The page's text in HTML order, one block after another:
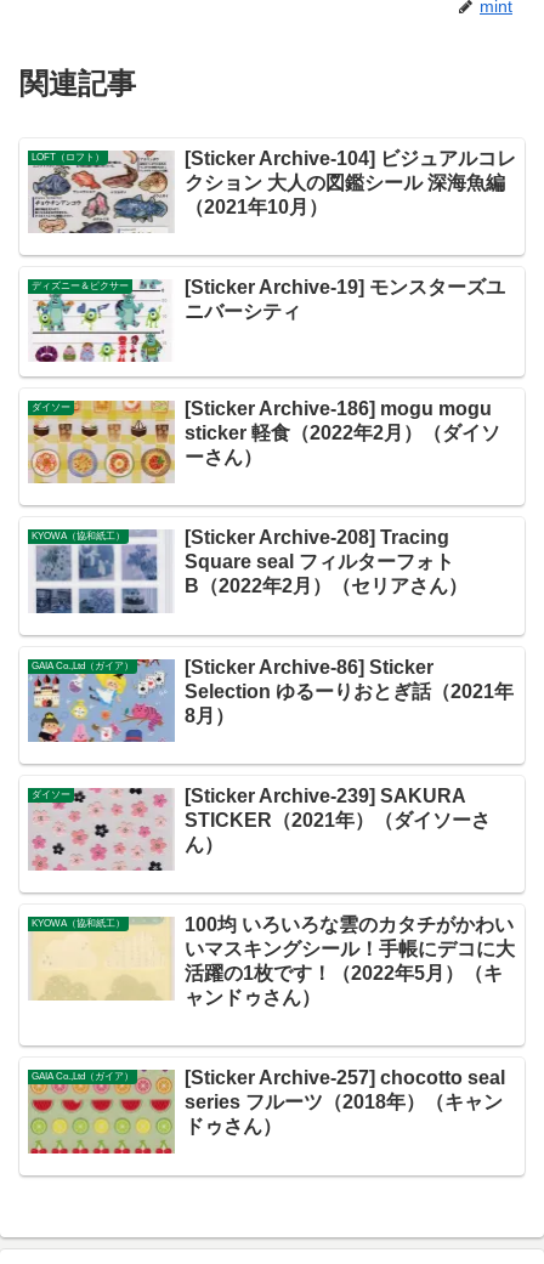
mint
関連記事
LOFT（ロフト）
[Sticker Archive-104] ビジュアルコレ
クション 大人の図鑑シール 深海魚編
（2021年10月）
ディズニー＆ピクサー
[Sticker Archive-19] モンスターズユ
ニバーシティ
ダイソー
[Sticker Archive-186] mogu mogu
sticker 軽食（2022年2月）（ダイソ
ーさん）
KYOWA（協和紙工）
[Sticker Archive-208] Tracing
Square seal フィルターフォト
B（2022年2月）（セリアさん）
GAIA Co.,Ltd（ガイア）
[Sticker Archive-86] Sticker
Selection ゆるーりおとぎ話（2021年
8月）
ダイソー
[Sticker Archive-239] SAKURA
STICKER（2021年）（ダイソーさ
ん）
KYOWA（協和紙工）
100均 いろいろな雲のカタチがかわい
いマスキングシール！手帳にデコに大
活躍の1枚です！（2022年5月）（キ
ャンドゥさん）
GAIA Co.,Ltd（ガイア）
[Sticker Archive-257] chocotto seal
series フルーツ（2018年）（キャン
ドゥさん）